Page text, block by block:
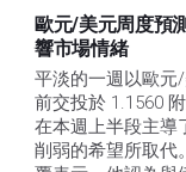
歐元/美元周度預
響市場情緒
平淡的一週以歐元
前交投於 1.1560
在本週上半段主導
削弱的希望所取代